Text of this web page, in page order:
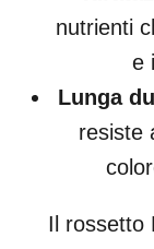
nutrienti
e
Lunga
resiste
Il rossetto